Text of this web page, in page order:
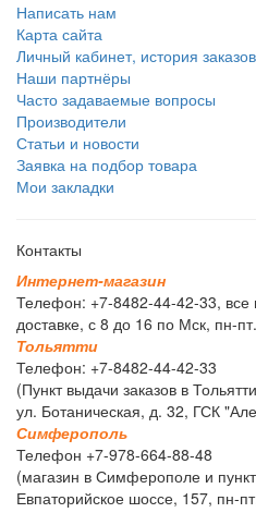
Написать нам
Карта сайта
Личный кабинет, история заказов
Наши партнёры
Часто задаваемые вопросы
Производители
Статьи и новости
Заявка на подбор товара
Мои закладки
Контакты
Интернет-магазин
Телефон: +7-8482-44-42-33, все
доставке, с 8 до 16 по Мск, пн-пт.
Тольятти
Телефон: +7-8482-44-42-33
(Пункт выдачи заказов в
ул. Ботаническая, д. 32, ГСК
Симферополь
Телефон +7-978-664-88-48
(магазин в Симферополе и
Евпаторийское шоссе, 157, пн-